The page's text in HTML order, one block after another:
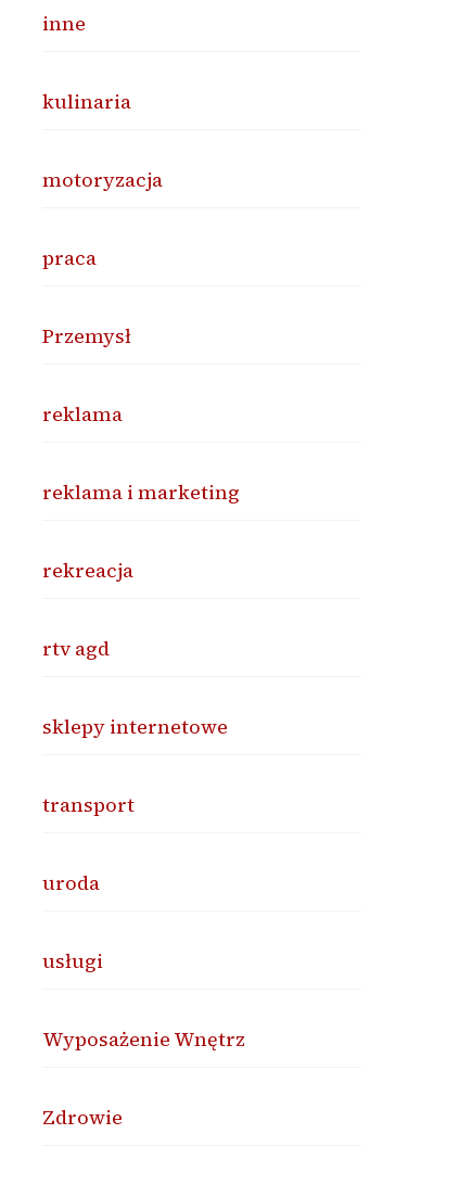
inne
kulinaria
motoryzacja
praca
Przemysł
reklama
reklama i marketing
rekreacja
rtv agd
sklepy internetowe
transport
uroda
usługi
Wyposażenie Wnętrz
Zdrowie